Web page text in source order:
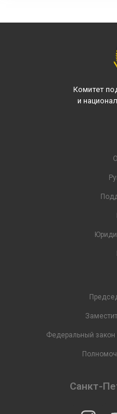
Комитет
и
Федеральный закон
Санкт-